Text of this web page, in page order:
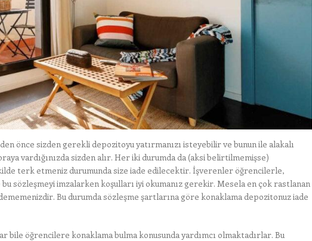
önce sizden gerekli depozitoyu yatırmanızı isteyebilir ve bunun ile alakalı
vardığınızda sizden alır. Her iki durumda da (aksi belirtilmemişse)
terk etmeniz durumunda size iade edilecektir. İşverenler öğrencilerle,
sözleşmeyi imzalarken koşulları iyi okumanız gerekir. Mesela en çok rastlanan
Bu durumda sözleşme şartlarına göre konaklama depozitonuz iade
bile öğrencilere konaklama bulma konusunda yardımcı olmaktadırlar. Bu